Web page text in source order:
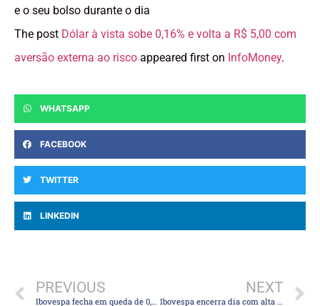
e o seu bolso durante o dia
The post Dólar à vista sobe 0,16% e volta a R$ 5,00 com
aversão externa ao risco appeared first on InfoMoney.
WHATSAPP
FACEBOOK
TWITTER
LINKEDIN
PREVIOUS NEXT